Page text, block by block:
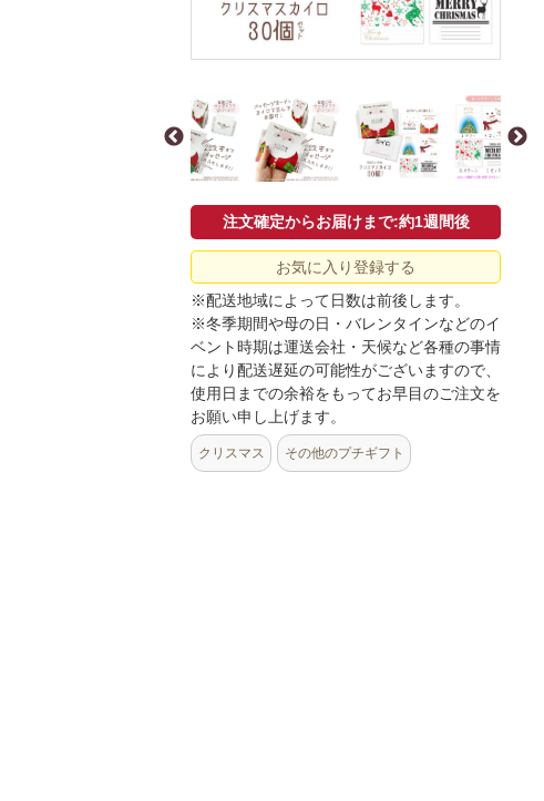
注文確定からお届けまで:約1週間後
お気に入り登録する
※配送地域によって日数は前後します。
※冬季期間や母の日・バレンタインなどのイ
ベント時期は運送会社・天候など各種の事情
により配送遅延の可能性がございますので、
使用日までの余裕をもってお早目のご注文を
お願い申し上げます。
クリスマス その他のプチギフト